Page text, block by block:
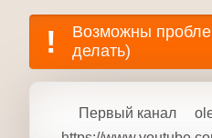
Первый канал
https://